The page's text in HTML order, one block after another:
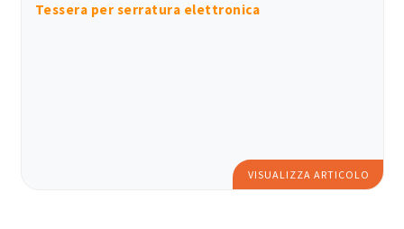
Tessera per serratura elettronica
VISUALIZZA ARTICOLO